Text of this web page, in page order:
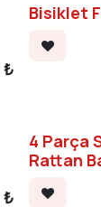
₺
Bisiklet
₺
4 Parça
Rattan